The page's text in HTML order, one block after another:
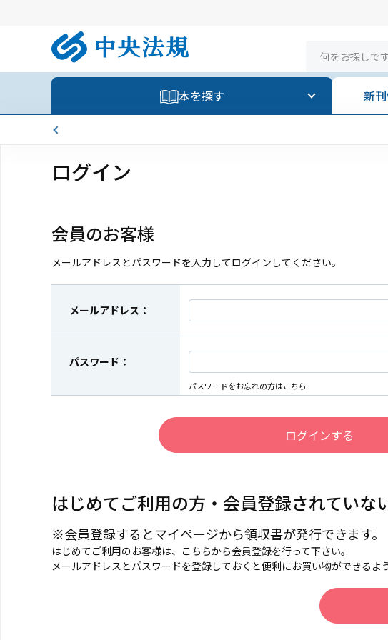
本を探す 新
ログイン
会員のお客様
メールアドレスとパスワードを入力してログインしてください。
メールアドレス：
パスワード：
パスワードをお忘れの方はこちら
はじめてご利用の方・会員登録されていな
※会員登録するとマイページから領収書が発行できます。
はじめてご利用のお客様は、こちらから会員登録を行って下さい。
メールアドレスとパスワードを登録しておくと便利にお買い物ができるよ